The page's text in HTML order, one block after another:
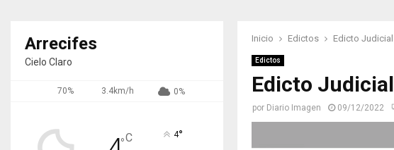
Inicio Edictos Edicto Judicial
Edictos
Edicto Judicial
por Diario Imagen 09/12/2022
Arrecifes
Cielo Claro
70% 3.4km/h 0%
°C 4°